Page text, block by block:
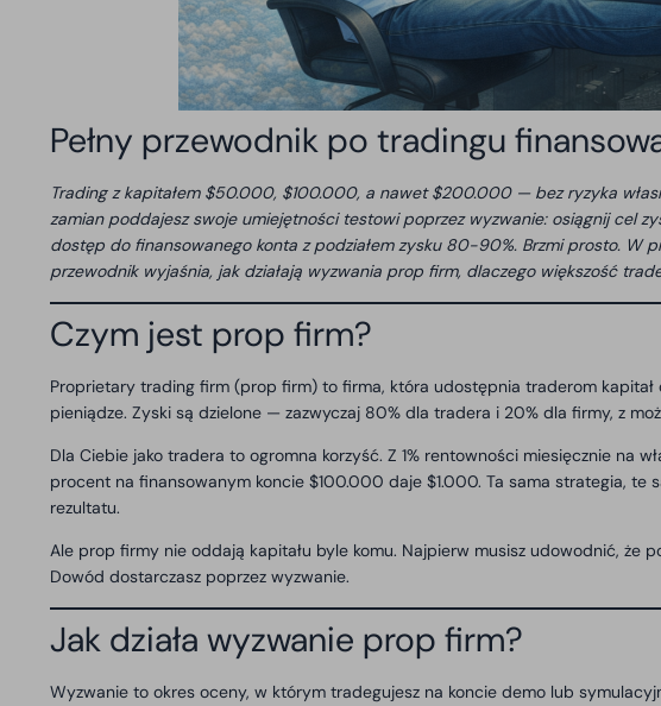
Pełny przewodnik po tradingu
Trading z kapitałem $50.000, $100.000, a nawet $200.000 — bez ryzyka
zamian poddajesz swoje umiejętności testowi poprzez wyzwanie: osiągnij cel
dostęp do finansowanego konta z podziałem zysku 80-90%. Brzmi prosto. W
przewodnik wyjaśnia, jak działają wyzwania prop firm, dlaczego większość
Czym jest prop firm?
Proprietary trading firm (prop firm) to firma, która udostępnia traderom
pieniądze. Zyski są dzielone — zazwyczaj 80% dla tradera i 20% dla firmy, z
Dla Ciebie jako tradera to ogromna korzyść. Z 1% rentowności miesięcznie na
procent na finansowanym koncie $100.000 daje $1.000. Ta sama strategia,
rezultatu.
Ale prop firmy nie oddają kapitału byle komu. Najpierw musisz udowodnić, że
Dowód dostarczasz poprzez wyzwanie.
Jak działa wyzwanie prop firm?
Wyzwanie to okres oceny, w którym tradegujesz na koncie demo lub